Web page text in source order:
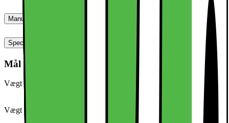
Manualer, downloads, garanti og support
Specifikationer
Mål og vægt
Vægt (g)
10
Vægt (inkl. emballage)